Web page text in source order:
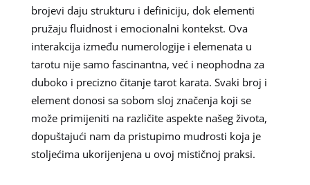
brojevi daju strukturu i definiciju, dok elementi
pružaju fluidnost i emocionalni kontekst. Ova
interakcija između numerologije i elemenata u
tarotu nije samo fascinantna, već i neophodna za
duboko i precizno čitanje tarot karata. Svaki broj i
element donosi sa sobom sloj značenja koji se
može primijeniti na različite aspekte našeg života,
dopuštajući nam da pristupimo mudrosti koja je
stoljećima ukorijenjena u ovoj mističnoj praksi.